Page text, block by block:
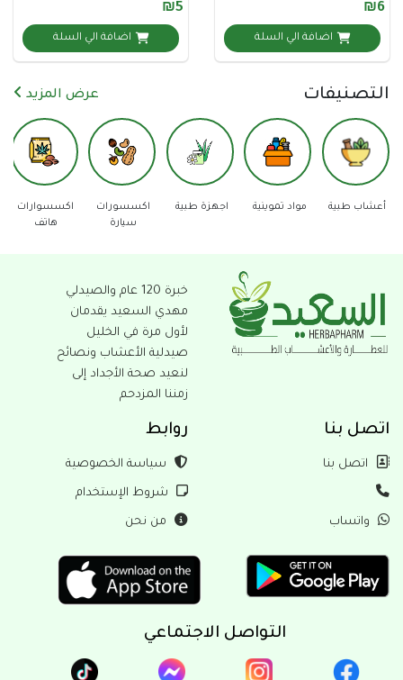
اضافة الي السلة اضافة الي السلة
عرض المزيد
تموينية اجهزة طبية
اكسسورات
اكسسوارات
دفاع عن
عدد
خبرة 120 عام والصيدلي
مهدي السعيد يقدمان
لأول مرة في الخليل
صيدلية الأعشاب ونصائح
لنعيد صحة الأجداد إلى
زمننا المزدحم
بنا
بنا سياسة الخصوصية
شروط الإستخدام
من نحن
التواصل الاجتماعي